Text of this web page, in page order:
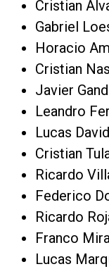
Cristian
Gabriel
Horacio
Cristian
Javier
Leandro
Lucas
Cristian
Ricardo
Federico
Ricardo
Franco
Lucas